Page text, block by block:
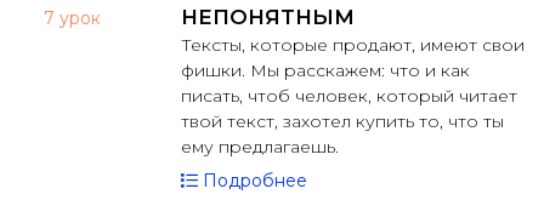
7 урок
НЕПОНЯТНЫМ
Тексты, которые продают, имеют свои
фишки. Мы расскажем: что и как
писать, чтоб человек, который читает
твой текст, захотел купить то, что ты
ему предлагаешь.
Подробнее